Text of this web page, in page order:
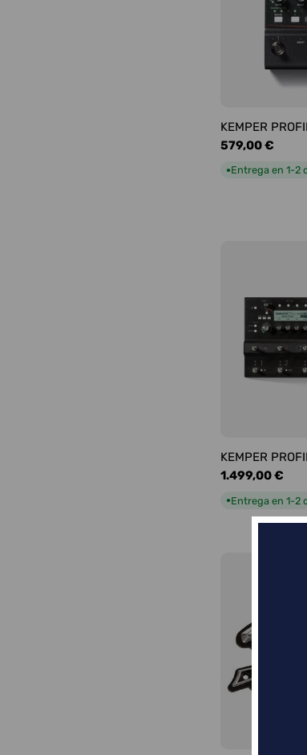
KEMPER
Precio
habitual
579,00 €
●Entrega en 1-2
KEMPER
Precio
1.499,00 €
●Entrega en 1-2